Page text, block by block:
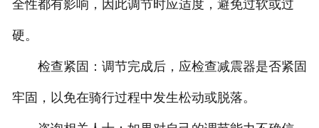
全性都有影响，因此调节时应适度，避免过软或过
硬。
检查紧固：调节完成后，应检查减震器是否紧固
牢固，以免在骑行过程中发生松动或脱落。